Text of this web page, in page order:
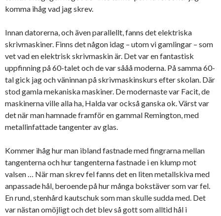
komma ihåg vad jag skrev.
Innan datorerna, och även parallellt, fanns det elektriska
skrivmaskiner. Finns det någon idag – utom vi gamlingar – som
vet vad en elektrisk skrivmaskin är. Det var en fantastisk
uppfinning på 60-talet och de var sååå moderna. På samma 60-
tal gick jag och väninnan på skrivmaskinskurs efter skolan. Där
stod gamla mekaniska maskiner. De modernaste var Facit, de
maskinerna ville alla ha, Halda var också ganska ok. Värst var
det när man hamnade framför en gammal Remington, med
metallinfattade tangenter av glas.
Kommer ihåg hur man ibland fastnade med fingrarna mellan
tangenterna och hur tangenterna fastnade i en klump mot
valsen … När man skrev fel fanns det en liten metallskiva med
anpassade hål, beroende på hur många bokstäver som var fel.
En rund, stenhård kautschuk som man skulle sudda med. Det
var nästan omöjligt och det blev så gott som alltid hål i